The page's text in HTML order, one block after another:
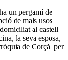
un pergamí­ de
de mals usos
al castell
la seva esposa,
de Corçà, per